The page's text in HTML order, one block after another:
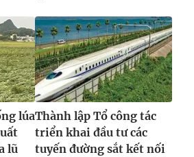
lúa
lũ
Thành lập Tổ công tác
triển khai đầu tư các
tuyến đường sắt kết nối